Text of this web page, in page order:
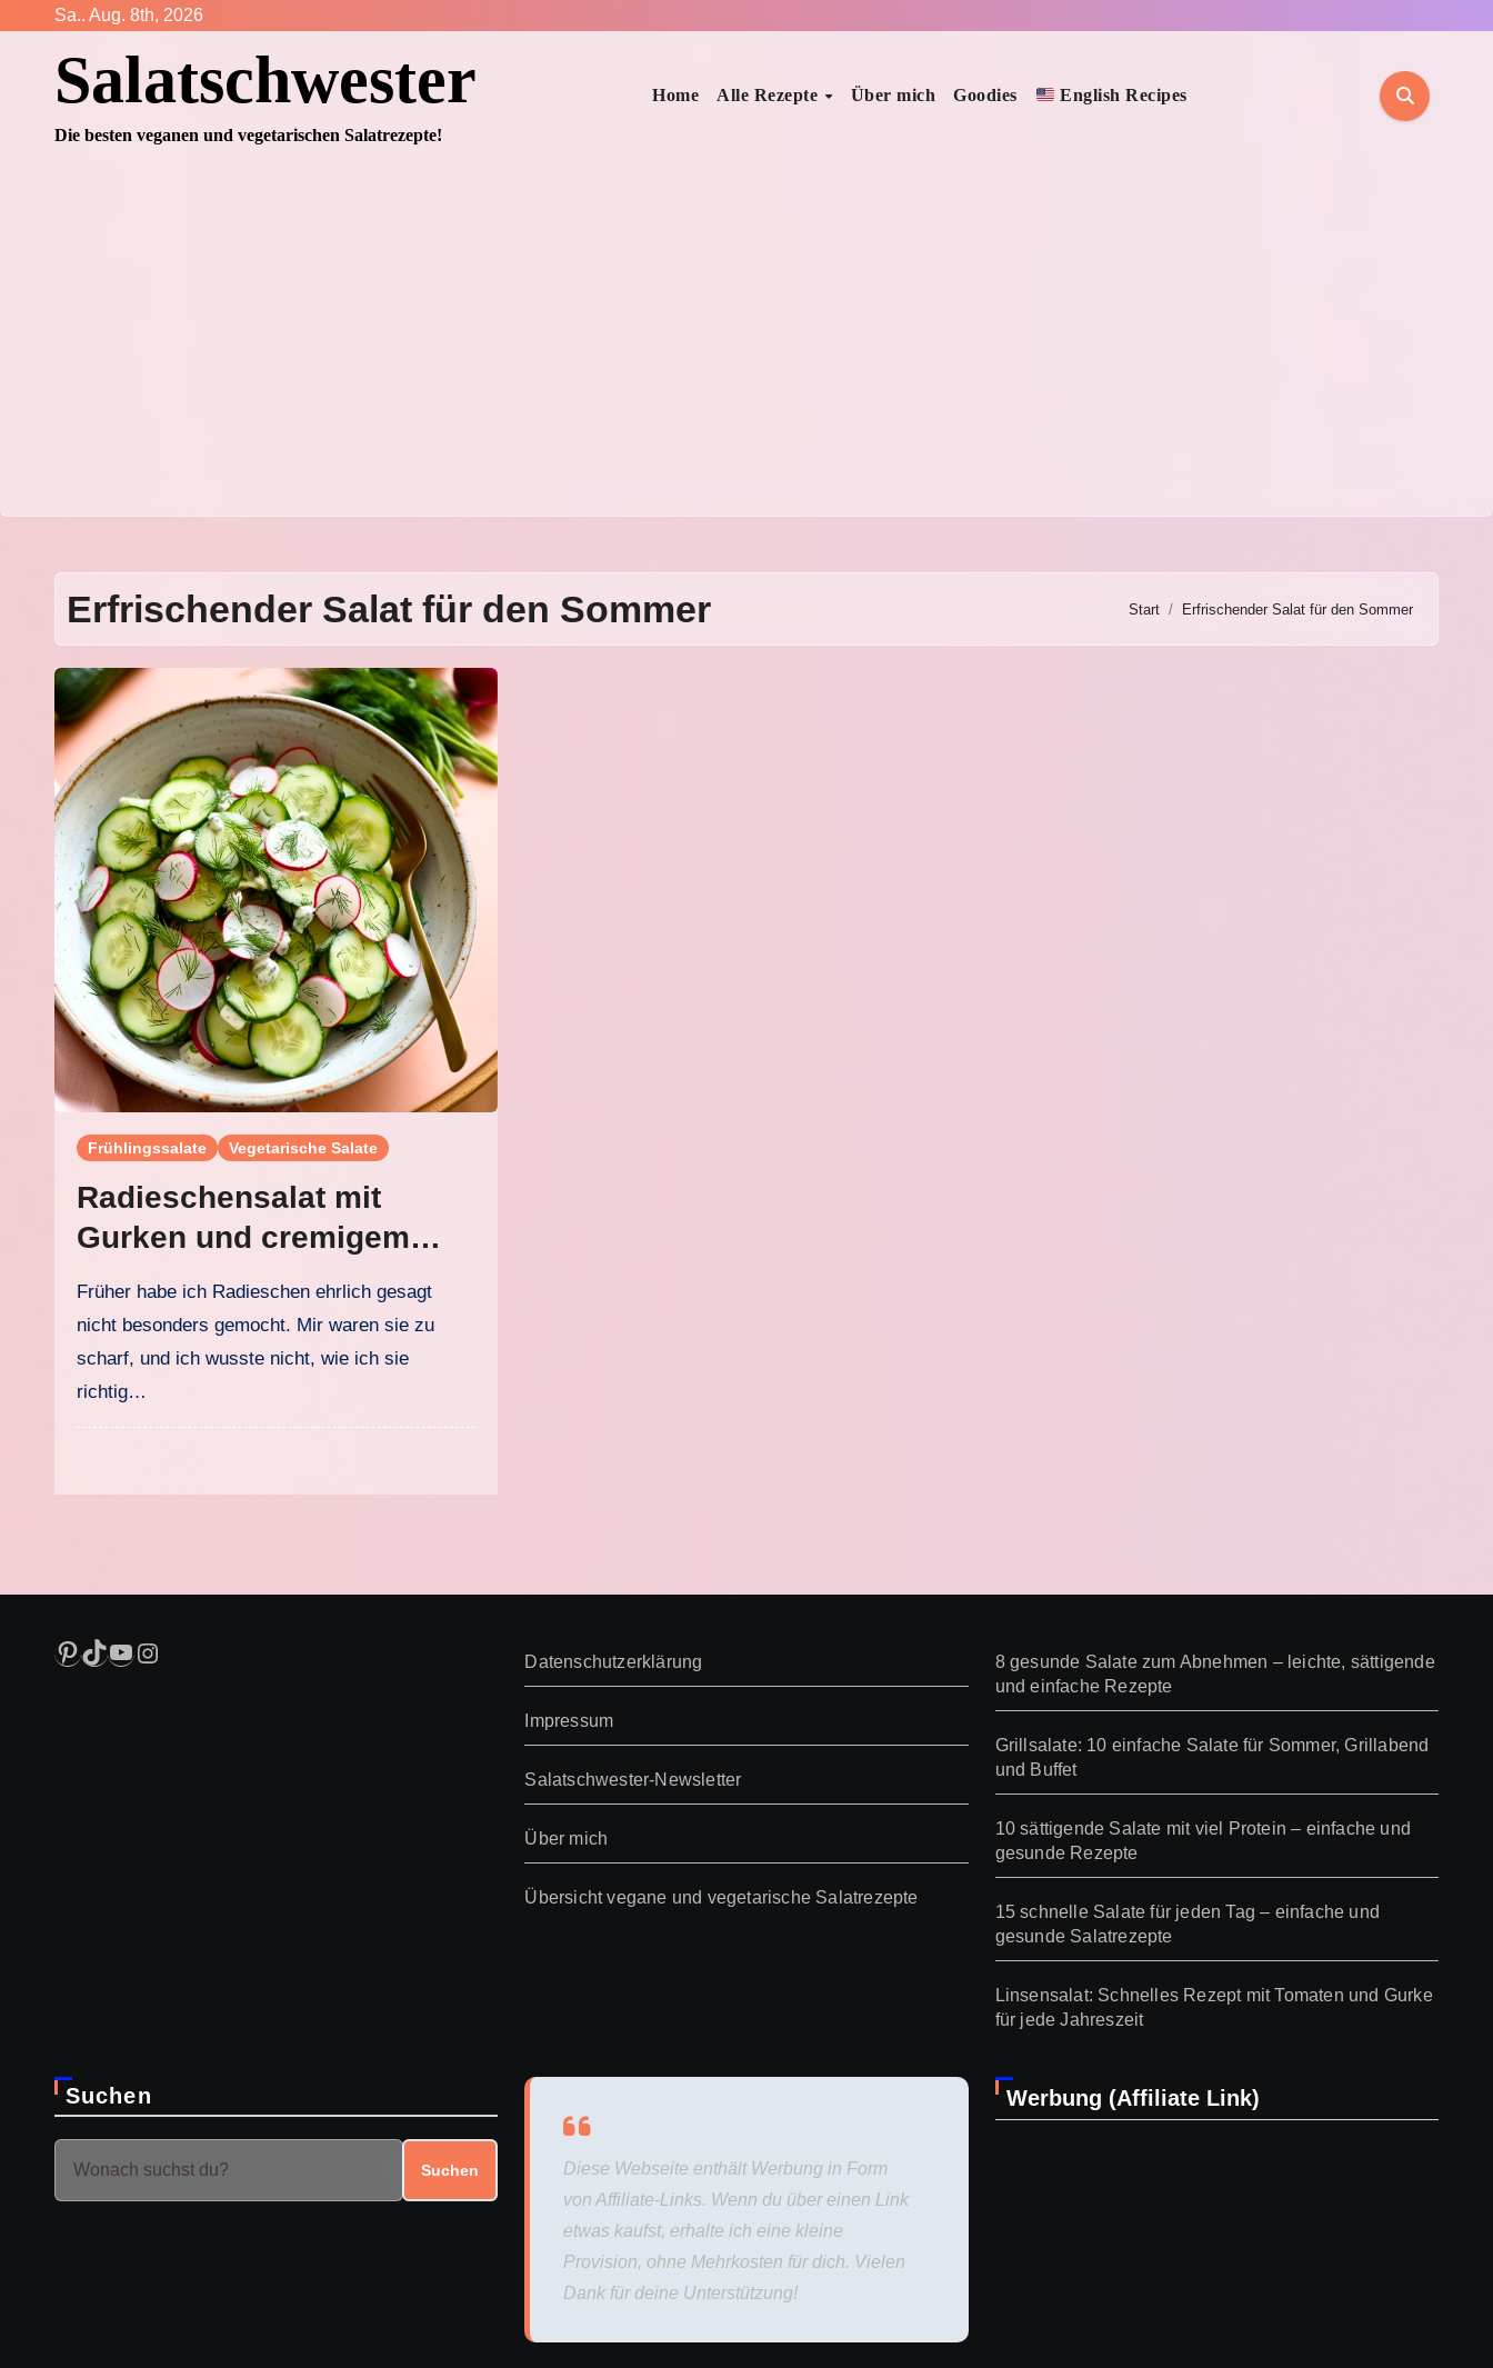
springen
Sa.. Aug. 8th, 2026
Salatschwester
Die besten veganen und vegetarischen Salatrezepte!
Home Alle Rezepte Über mich Goodies English Recipes
Erfrischender Salat für den Sommer Start Erfrischender Salat für den Sommer
Frühlingssalate Vegetarische Salate
Radieschensalat mit
Gurken und cremigem
Dressing
Früher habe ich Radieschen ehrlich gesagt
nicht besonders gemocht. Mir waren sie zu
scharf, und ich wusste nicht, wie ich sie
richtig…
Pinterest
TikTok
YouTube
Instagram Datenschutzerklärung
Impressum
Salatschwester-Newsletter
Über mich
Übersicht vegane und vegetarische Salatrezepte
8 gesunde Salate zum Abnehmen – leichte, sättigende
und einfache Rezepte
Grillsalate: 10 einfache Salate für Sommer, Grillabend
und Buffet
10 sättigende Salate mit viel Protein – einfache und
gesunde Rezepte
15 schnelle Salate für jeden Tag – einfache und
gesunde Salatrezepte
Linsensalat: Schnelles Rezept mit Tomaten und Gurke
für jede Jahreszeit
Suchen
Suchen
Diese Webseite enthält Werbung in Form
von Affiliate-Links. Wenn du über einen Link
etwas kaufst, erhalte ich eine kleine
Provision, ohne Mehrkosten für dich. Vielen
Dank für deine Unterstützung!
Werbung (Affiliate Link)